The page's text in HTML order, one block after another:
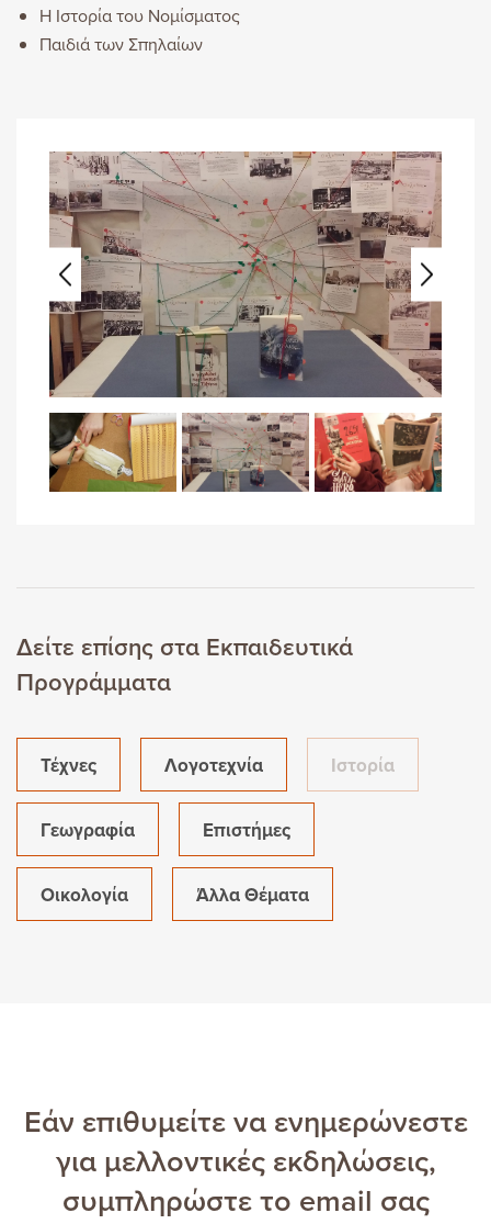
Η Ιστορία του Νομίσματος
Παιδιά των Σπηλαίων
Δείτε επίσης στα Εκπαιδευτικά
Προγράμματα
Τέχνες Λογοτεχνία Ιστορία
Γεωγραφία Επιστήμες
Οικολογία Άλλα Θέματα
Εάν επιθυμείτε να ενημερώνεστε
για μελλοντικές εκδηλώσεις,
συμπληρώστε το email σας